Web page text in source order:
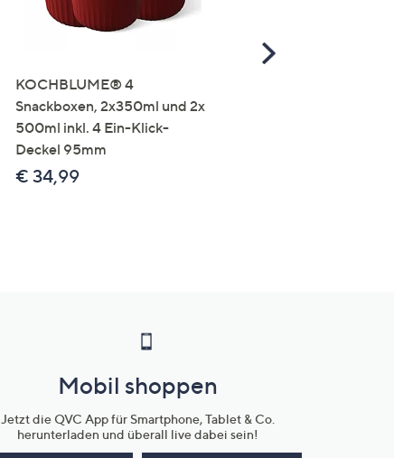
KOCHBLUME® 4
Snackboxen, 2x350ml und 2x
500ml inkl. 4 Ein-Klick-
Deckel 95mm
€ 34,99
Scroll
Mobil shoppen
Jetzt die QVC App für Smartphone, Tablet & Co.
herunterladen und überall live dabei sein!